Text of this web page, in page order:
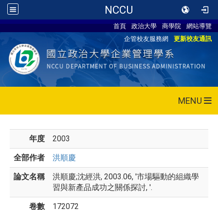
NCCU
首頁 政治大學 商學院
網站導覽
企管校友服務網
更新校友通訊
MENU
年度 2003
全部作者 洪順慶
論文名稱
洪順慶;沈經洪, 2003.06, '市場驅動的組織學
習與新產品成功之關係探討, '.
卷數 172072